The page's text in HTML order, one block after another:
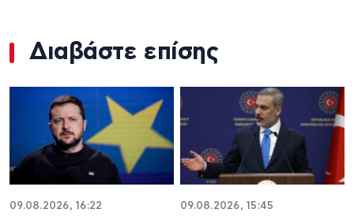
Διαβάστε επίσης
09.08.2026, 16:22 09.08.2026, 15:45